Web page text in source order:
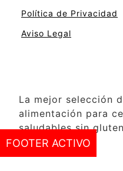
Política de Privacidad
Aviso Legal
La mejor selección
alimentación para
saludables sin
FOOTER ACTIVO